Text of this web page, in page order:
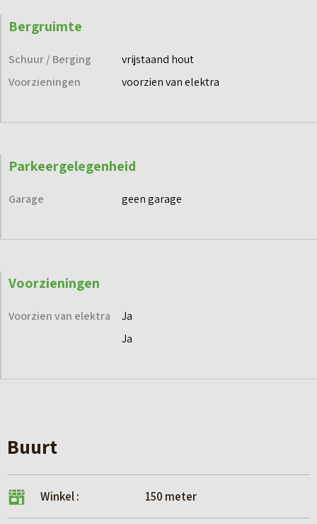
Bergruimte
Schuur / Berging
vrijstaand hout
Voorzieningen
voorzien van elektra
Parkeergelegenheid
Garage geen garage
Voorzieningen
Voorzien van elektra
Ja
Ja
Buurt
Winkel : 150 meter